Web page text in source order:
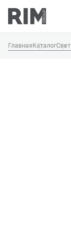
Главная КаталогСвет